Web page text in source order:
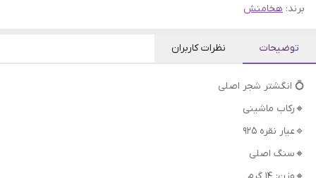
برند: هخامنش
توضیحات نظرات کاربران
💍 انگشتر شجر اصلی
🔸رکاب ماشینی
🔹عیار نقره 925
🔸سنگ اصلی